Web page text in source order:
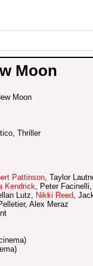
Moon
Moon
Thriller
Pattinson, Taylor
Kendrick, Peter Facinelli,
Lutz, Nikki Reed,
Alex Meraz